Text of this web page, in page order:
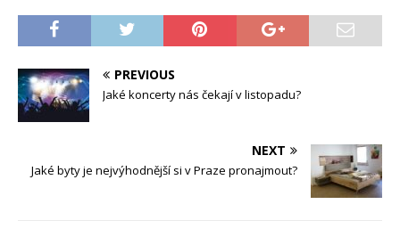
PREVIOUS
Jaké koncerty nás čekají v listopadu?
NEXT
Jaké byty je nejvýhodnější si v Praze pronajmout?